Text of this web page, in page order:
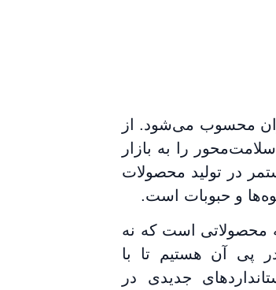
محسوب می‌شود. از
را به بازار
در تولید محصولات
و حبوبات است.
محصولاتی است که نه
پی آن هستیم تا با
جدیدی در